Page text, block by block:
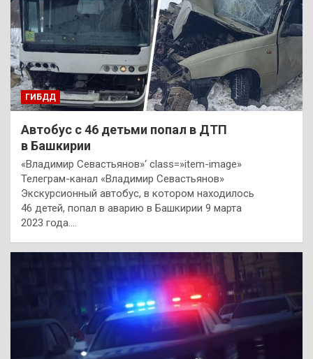
ГИБДД
Автобус с 46 детьми попал в ДТП
в Башкирии
«Владимир Севастьянов»‘ class=»item-image»
Телеграм-канал «Владимир Севастьянов»
Экскурсионный автобус, в котором находилось
46 детей, попал в аварию в Башкирии 9 марта
2023 года.…